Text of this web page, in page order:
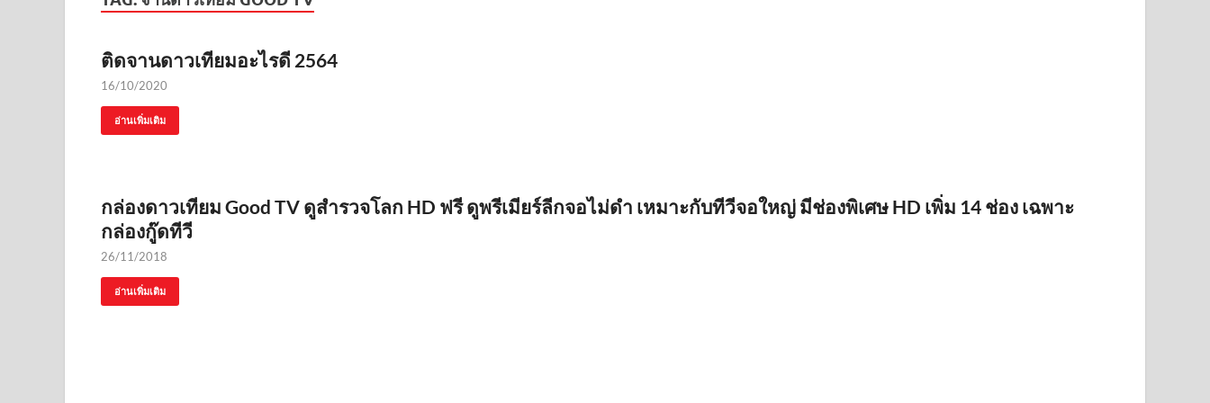
ติดจานดาวเทียมอะไรดี 2564
16/10/2020
อ่านเพิ่มเติม
กล่องดาวเทียม Good TV ดูสำรวจโลก HD ฟรี ดูพรีเมียร์ลีกจอไม่ดำ เหมาะกับทีวีจอใหญ่ มีช่องพิเศษ HD เพิ่ม 14 ช่อง เฉพาะ
กล่องกู๊ดทีวี
26/11/2018
อ่านเพิ่มเติม